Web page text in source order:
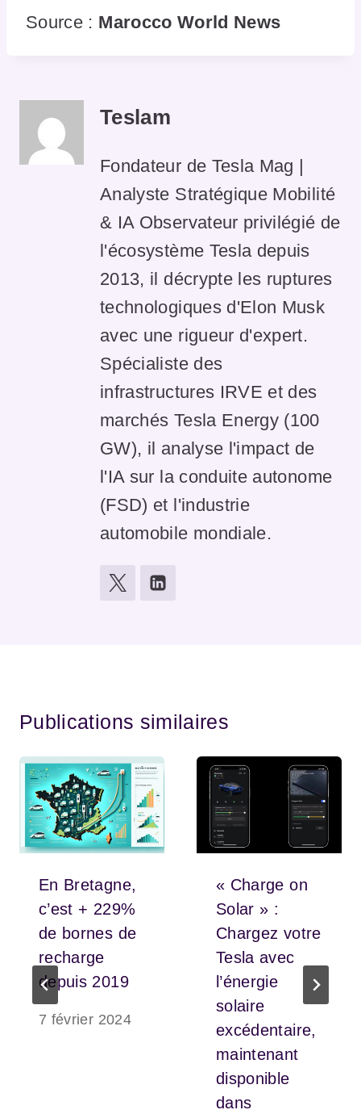
Source : Marocco World News
Teslam
Fondateur de Tesla Mag |
Analyste Stratégique Mobilité
& IA Observateur privilégié de
l'écosystème Tesla depuis
2013, il décrypte les ruptures
technologiques d'Elon Musk
avec une rigueur d'expert.
Spécialiste des
infrastructures IRVE et des
marchés Tesla Energy (100
GW), il analyse l'impact de
l'IA sur la conduite autonome
(FSD) et l'industrie
automobile mondiale.
Publications similaires
En Bretagne,
c’est + 229%
de bornes de
recharge
depuis 2019
7 février 2024
« Charge on
Solar » :
Chargez votre
Tesla avec
l’énergie
solaire
excédentaire,
maintenant
disponible
dans